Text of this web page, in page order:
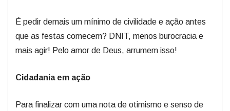
É pedir demais um mínimo de civilidade e ação antes
que as festas comecem? DNIT, menos burocracia e
mais agir! Pelo amor de Deus, arrumem isso!
Cidadania em ação
Para finalizar com uma nota de otimismo e senso de